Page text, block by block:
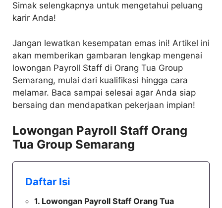
Simak selengkapnya untuk mengetahui peluang
karir Anda!
Jangan lewatkan kesempatan emas ini! Artikel ini
akan memberikan gambaran lengkap mengenai
lowongan Payroll Staff di Orang Tua Group
Semarang, mulai dari kualifikasi hingga cara
melamar. Baca sampai selesai agar Anda siap
bersaing dan mendapatkan pekerjaan impian!
Lowongan Payroll Staff Orang
Tua Group Semarang
Daftar Isi
Lowongan Payroll Staff Orang Tua